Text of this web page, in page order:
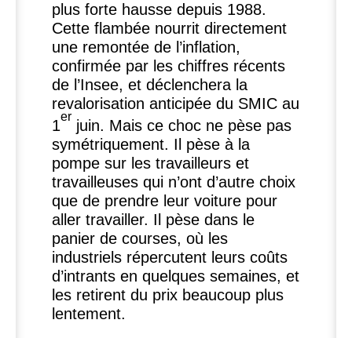
plus forte hausse depuis 1988.
Cette flambée nourrit directement
une remontée de l’inflation,
confirmée par les chiffres récents
de l’Insee, et déclenchera la
revalorisation anticipée du SMICau
1
er
juin. Mais ce choc ne pèse pas
symétriquement. Il pèse à la
pompe sur les travailleurs et
travailleuses qui n’ont d’autre choix
que de prendre leur voiture pour
aller travailler. Il pèse dans le
panier de courses, où les
industriels répercutent leurs coûts
d’intrants en quelques semaines, et
les retirent du prix beaucoup plus
lentement.